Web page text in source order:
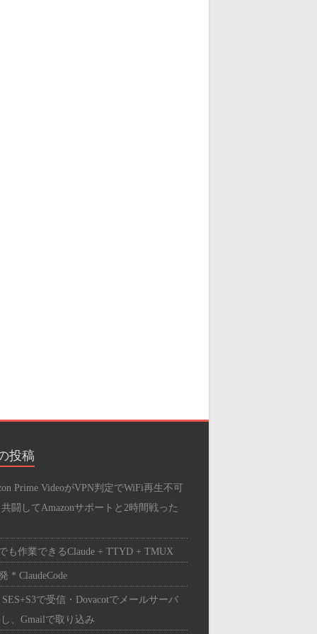
投稿
Prime VideoがVPN判定でWiFi再生不可
闘してAmazonサポートと2時間戦った
も作業できるClaude + TTYD + TMUX
* ClaudeCode
SES+S3で受信・Dovacotでメールサーバ
、Gmailで取り込み